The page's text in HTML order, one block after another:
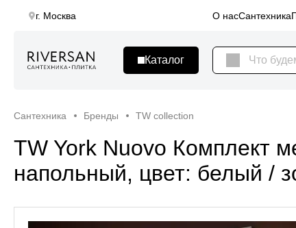
г. Москва О насСантехника
Сантехника Бренды TW collection
TW York Nuovo Комплект
напольный, цвет: белый /